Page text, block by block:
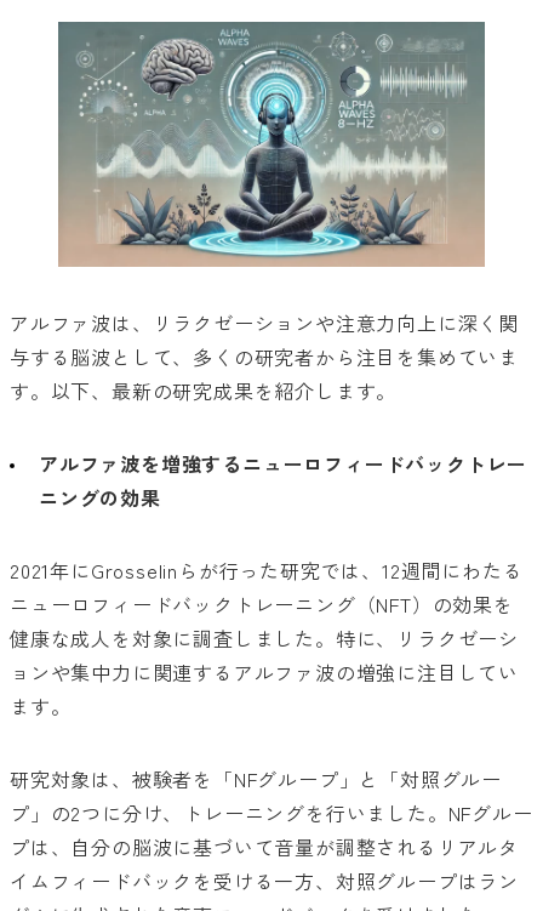
アルファ波は、リラクゼーションや注意力向上に深く関
与する脳波として、多くの研究者から注目を集めていま
す。以下、最新の研究成果を紹介します。
アルファ波を増強するニューロフィードバックトレー
ニングの効果
2021年にGrosselinらが行った研究では、12週間にわたる
ニューロフィードバックトレーニング（NFT）の効果を
健康な成人を対象に調査しました。特に、リラクゼーシ
ョンや集中力に関連するアルファ波の増強に注目してい
ます。
研究対象は、被験者を「NFグループ」と「対照グルー
プ」の2つに分け、トレーニングを行いました。NFグルー
プは、自分の脳波に基づいて音量が調整されるリアルタ
イムフィードバックを受ける一方、対照グループはラン